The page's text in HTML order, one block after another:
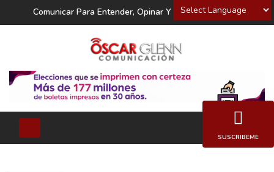
Powered by
Comunicar Para Entender, Opinar Y Decidir
SUSCRIBEME